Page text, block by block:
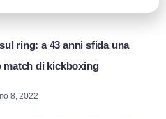
ring: a 43 anni sfida una
match di kickboxing
8, 2022